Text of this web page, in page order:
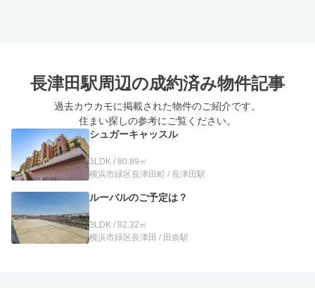
長津田駅周辺の成約済み物件記事
過去カウカモに掲載された物件のご紹介です。
住まい探しの参考にご覧ください。
シュガーキャッスル
3LDK / 80.89㎡
横浜市緑区長津田町 / 長津田駅
ルーバルのご予定は？
3LDK / 82.32㎡
横浜市緑区長津田 / 田奈駅